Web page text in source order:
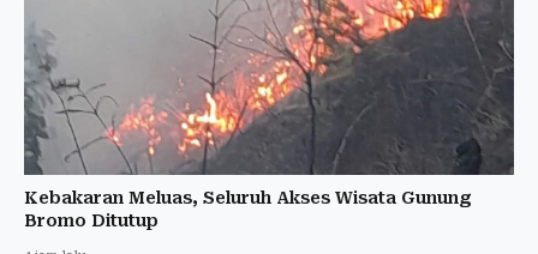
Kebakaran Meluas, Seluruh Akses Wisata Gunung
Bromo Ditutup